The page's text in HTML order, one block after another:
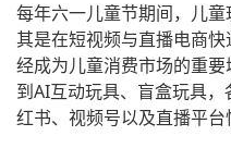
每年六一儿童节期间，儿
其是在短视频与直播电商
经成为儿童消费市场的重
到AI互动玩具、盲盒玩具
红书、视频号以及直播平台